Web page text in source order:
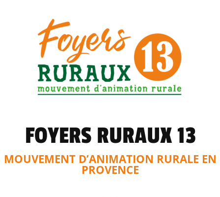
FOYERS RURAUX 13
MOUVEMENT D’ANIMATION RURALE EN
PROVENCE